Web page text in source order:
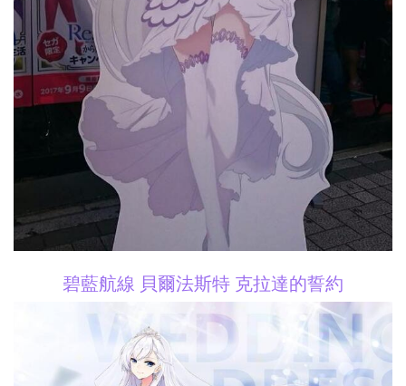
碧藍航線 貝爾法斯特 克拉達的誓約